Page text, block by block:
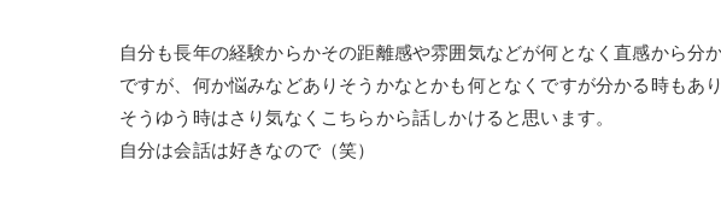
自分も長年の経験からかその距離感や雰囲気などが何となく直感から分
ですが、何か悩みなどありそうかなとかも何となくですが分かる時もあり
そうゆう時はさり気なくこちらから話しかけると思います。
自分は会話は好きなので（笑）